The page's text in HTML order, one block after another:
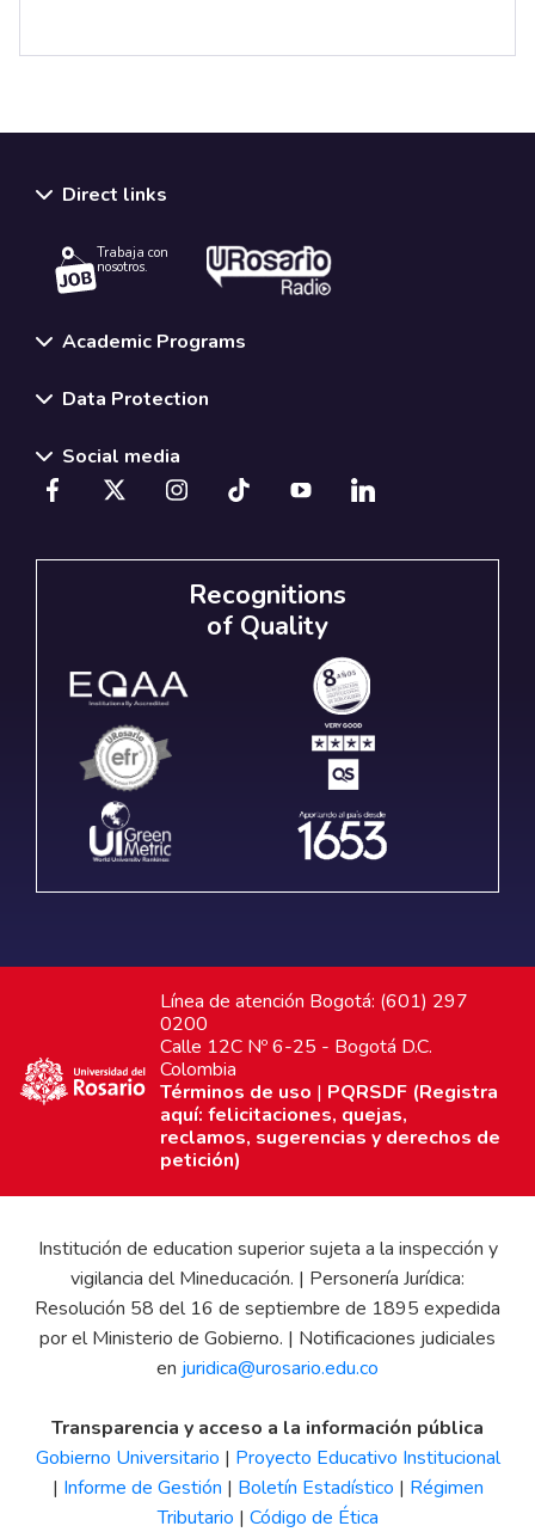
Direct links
Trabaja con
nosotros.
Academic Programs
Data Protection
Social media
Recognitions
of Quality
Línea de atención Bogotá: (601) 297
0200
Calle 12C Nº 6-25 - Bogotá D.C.
Colombia
Términos de uso | PQRSDF (Registra
aquí: felicitaciones, quejas,
reclamos, sugerencias y derechos de
petición)
Institución de education superior sujeta a la inspección y
vigilancia del Mineducación. | Personería Jurídica:
Resolución 58 del 16 de septiembre de 1895 expedida
por el Ministerio de Gobierno. | Notificaciones judiciales
en juridica@urosario.edu.co
Transparencia y acceso a la información pública
Gobierno Universitario | Proyecto Educativo Institucional
| Informe de Gestión | Boletín Estadístico | Régimen
Tributario | Código de Ética